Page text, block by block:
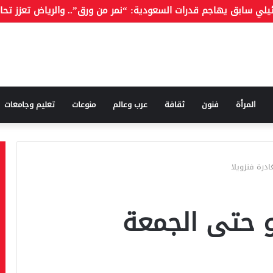
المرأة فنون ثقافة عرب وعالم منوعات تعليم وجامعات
فنزويلا
حتى الجمعة